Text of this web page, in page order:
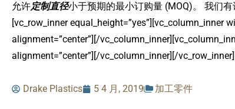
允许定制直径小于预期的最小订购量 (MOQ)。 我们
[vc_row_inner equal_height=”yes”][vc_column_inner
alignment=”center”][/
alignment=”center”][/vc_column_inner][/
Drake Plastics 5 4 月, 2019 加工零件